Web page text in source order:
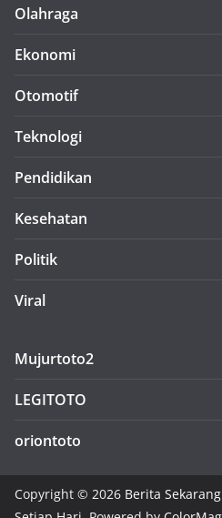
Olahraga
Ekonomi
Otomotif
Teknologi
Pendidikan
Kesehatan
Politik
Viral
Mujurtoto2
LEGITOTO
oriontoto
Copyright © 2026 Berita